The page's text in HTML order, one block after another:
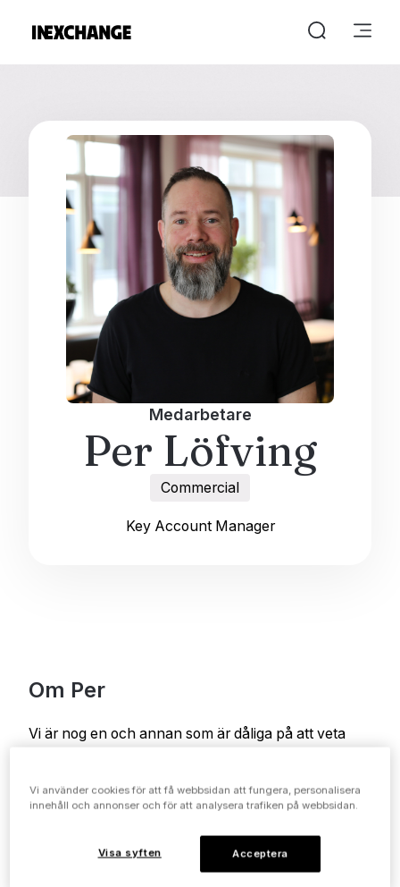
Medarbetare
Per Löfving
Commercial
Key Account Manager
Om Per
Vi är nog en och annan som är dåliga på att veta
ju vilket. Fast det finns undantag. Ibland kan det
krävas järnkoll. Som i Pers fall. Om vi backar några
år alltså. Då använde han garderoben till ett väldigt
speciellt ändamål. Där hade han, och snälla, rys
inte för mycket nu, kackerlackor och syrsor!
Vi använder cookies för att få webbsidan att fungera, personalisera
innehåll och annonser och för att analysera trafiken på webbsidan.
Visa syften Acceptera